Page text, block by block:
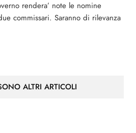
rendera’ note le nomine
commissari. Saranno di rilevanza
ALTRI ARTICOLI